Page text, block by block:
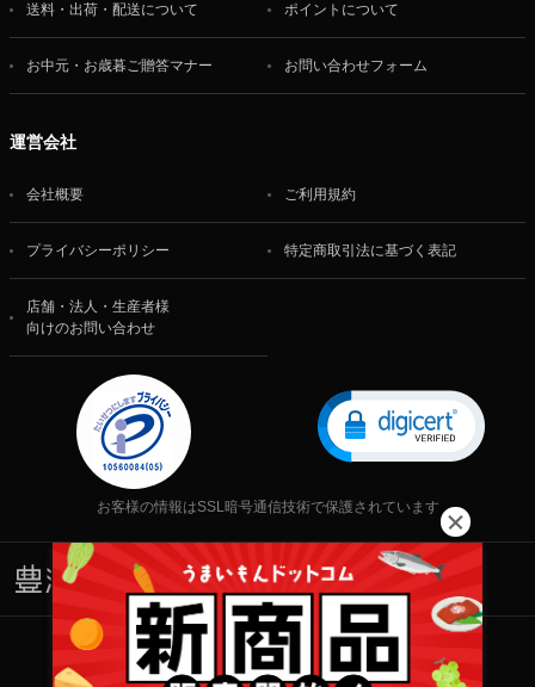
送料・出荷・配送について ポイントについて
お中元・お歳暮ご贈答マナー お問い合わせフォーム
運営会社
会社概要 ご利用規約
プライバシーポリシー 特定商取引法に基づく表記
店舗・法人・生産者様
向けのお問い合わせ
お客様の情報はSSL暗号通信技術で保護されています
株式会社 食文化